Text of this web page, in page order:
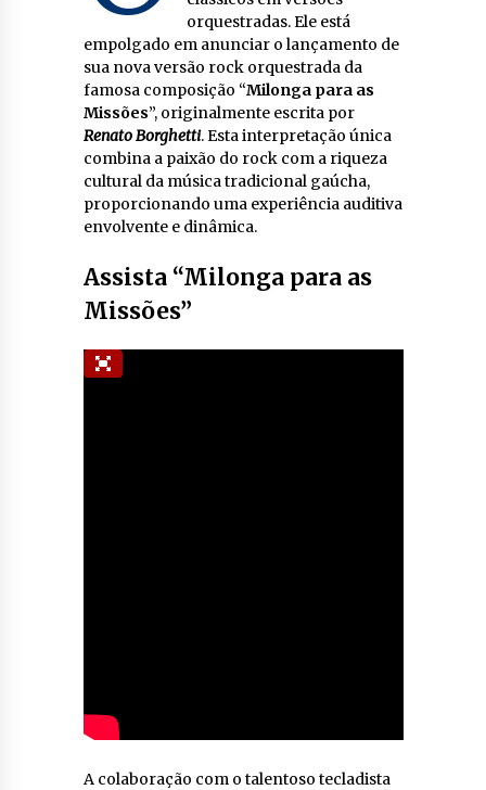
orquestradas. Ele está
empolgado em anunciar o lançamento de
sua nova versão rock orquestrada da
famosa composição “Milonga para as
Missões”, originalmente escrita por
Renato Borghetti. Esta interpretação única
combina a paixão do rock com a riqueza
cultural da música tradicional gaúcha,
proporcionando uma experiência auditiva
envolvente e dinâmica.
Assista “Milonga para as
Missões”
A colaboração com o talentoso tecladista